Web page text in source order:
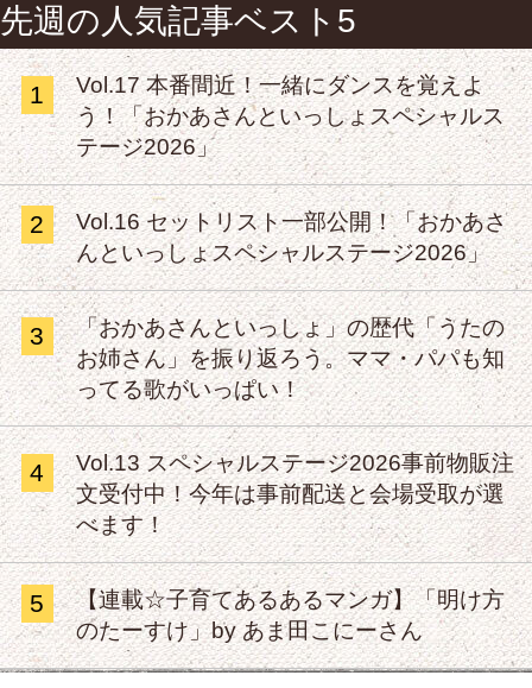
先週の人気記事ベスト5
1
Vol.17 本番間近！一緒にダンスを覚えよ
う！「おかあさんといっしょスペシャルス
テージ2026」
2
Vol.16 セットリスト一部公開！「おかあさ
んといっしょスペシャルステージ2026」
3
「おかあさんといっしょ」の歴代「うたの
お姉さん」を振り返ろう。ママ・パパも知
ってる歌がいっぱい！
4
Vol.13 スペシャルステージ2026事前物販注
文受付中！今年は事前配送と会場受取が選
べます！
5
【連載☆子育てあるあるマンガ】「明け方
のたーすけ」by あま田こにーさん